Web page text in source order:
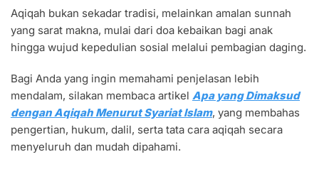
Aqiqah bukan sekadar tradisi, melainkan amalan sunnah
yang sarat makna, mulai dari doa kebaikan bagi anak
hingga wujud kepedulian sosial melalui pembagian daging.
Bagi Anda yang ingin memahami penjelasan lebih
mendalam, silakan membaca artikel Apa yang Dimaksud
dengan Aqiqah Menurut Syariat Islam, yang membahas
pengertian, hukum, dalil, serta tata cara aqiqah secara
menyeluruh dan mudah dipahami.